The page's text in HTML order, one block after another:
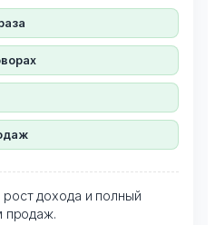
дохода и полный
продаж.